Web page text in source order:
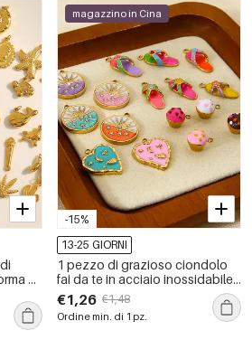
di
color
-15%
magazzino in Cina
13-25 GIORNI
1 pezzo di grazioso ciondolo
fai da te in acciaio inossidabile
impermeabile color oro
€1,26 €1,48
Ordine min. di 1 pz.